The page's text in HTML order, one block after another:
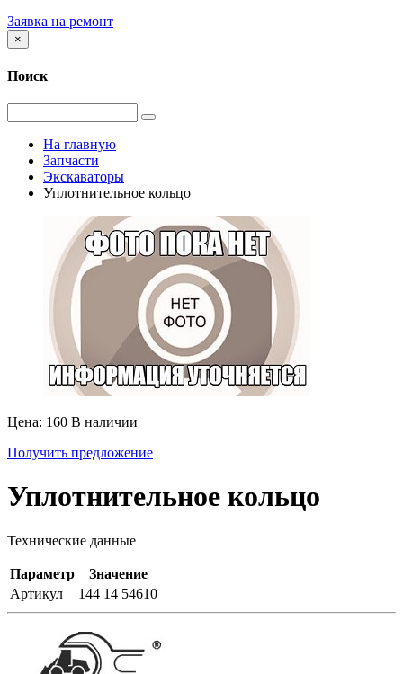
Заявка на ремонт
×
Поиск
На главную
Запчасти
Экскаваторы
Уплотнительное кольцо
Цена: 160 В наличии
Получить предложение
Уплотнительное кольцо
Технические данные
Параметр
Значение
Артикул
144 14 54610